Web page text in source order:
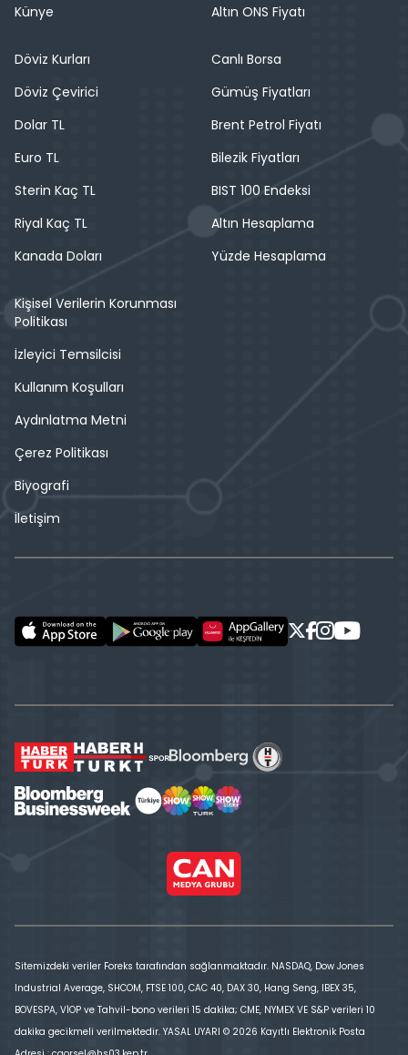
Künye
Altın ONS Fiyatı
Döviz Kurları
Döviz Çevirici
Dolar TL
Euro TL
Sterin Kaç TL
Riyal Kaç TL
Kanada Doları
Canlı Borsa
Gümüş Fiyatları
Brent Petrol Fiyatı
Bilezik Fiyatları
BIST 100 Endeksi
Altın Hesaplama
Yüzde Hesaplama
Kişisel Verilerin Korunması
Politikası
İzleyici Temsilcisi
Kullanım Koşulları
Aydınlatma Metni
Çerez Politikası
Biyografi
İletişim
Sitemizdeki veriler Foreks tarafından sağlanmaktadır. NASDAQ, Dow Jones
Industrial Average, SHCOM, FTSE 100, CAC 40, DAX 30, Hang Seng, IBEX 35,
BOVESPA, VİOP ve Tahvil-bono verileri 15 dakika; CME, NYMEX VE S&P verileri 10
dakika gecikmeli verilmektedir. YASAL UYARI © 2026 Kayıtlı Elektronik Posta